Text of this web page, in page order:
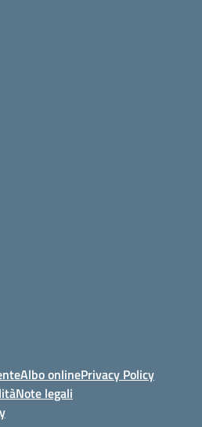
Albo onlinePrivacy Policy
Note legali